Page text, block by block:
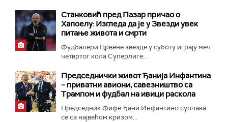
Станковић пред Пазар причао о
Хапоелу: Изгледа да је у Звезди увек
питање живота и смрти
Фудбалери Црвене звезде у суботу играју меч
четвртог кола Суперлиге...
Председнички живот Ђанија Инфантина
– приватни авиони, савезништво са
Трампом и фудбал на ивици раскола
Председник Фифе Ђани Инфантино суочава
се са највећом кризом...